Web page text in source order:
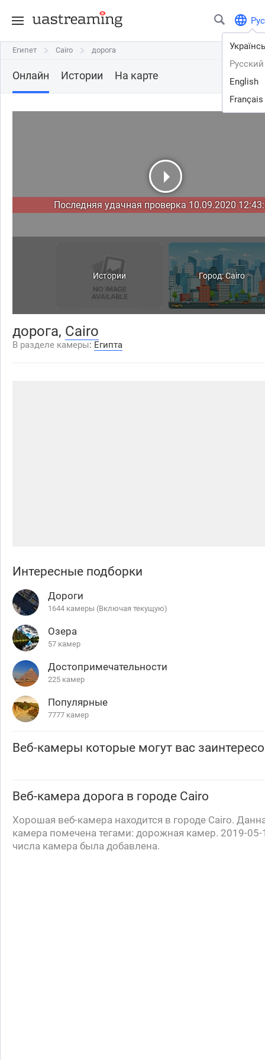
Рус
Русский
English
Français
Египет Cairo дорога
Египет Cairo дорога
Онлайн Истории На карте
Последняя удачная проверка 10.09.2020
Истории Город: Cairo
дорога, Cairo
В разделе камеры: Египта
Интересные подборки
Дороги
1644 камеры (Включая текущую)
Озера
57 камер
Достопримечательности
225 камер
Популярные
7777 камер
Веб-камеры которые могут вас
Веб-камера дорога в городе Cairo
Хорошая веб-камера находится в городе Cairo.
камера помечена тегами: дорожная камер. 2019-
числа камера была добавлена.